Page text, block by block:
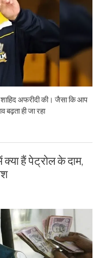
अफरीदी की। जैसा कि आप
ही जा रहा
हैं पेट्रोल के दाम,